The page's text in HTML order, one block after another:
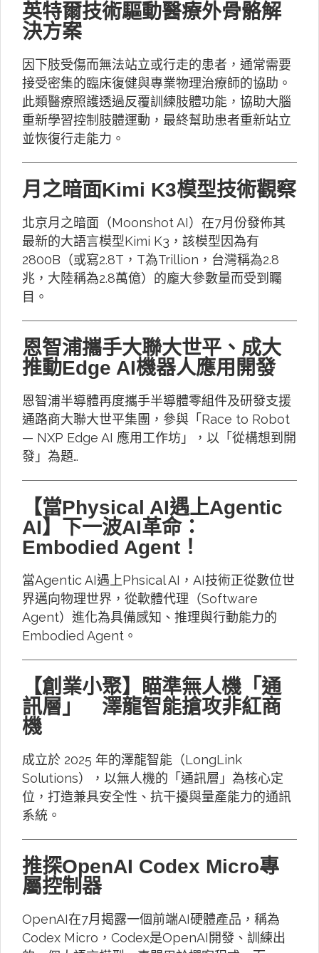
英特爾技術驅動醫療外骨骼解
決方案
因下肢受傷而無法站立或行走的患者，通常需要
接受密集的臨床復健與專業物理治療師的協助。
此類醫療照護透過反覆訓練肢體功能，協助大腦
重新學習控制肢體運動，最終幫助患者重新站立
並恢復行走能力。
月之暗面Kimi K3模型技術觀察
北京月之暗面（Moonshot AI）在7月份發佈其
最新的大語言模型Kimi K3，該模型因為有
2800B（或寫2.8T，T為Trillion，台灣稱為2.8
兆，大陸稱為2.8萬億）的龐大參數量而受到矚
目。
恩智浦攜手大聯大世平、成大
推動Edge AI機器人應用開發
恩智浦半導體再度攜手半導體零組件及研發支援
通路商大聯大世平集團，參與「Race to Robot
— NXP Edge AI 應用工作坊」，以「從構想到開
發」為題…
【當Physical AI遇上Agentic
AI】下一波AI革命：
Embodied Agent！
當Agentic AI遇上Phsical AI，AI技術正從數位世
界邁向物理世界，從軟體代理（Software
Agent）進化為具備感知、推理與行動能力的
Embodied Agent。
【創業小聚】瞄準無人機「通
訊層」 澤龍智能搶攻非紅商
機
成立於 2025 年的澤龍智能（LongLink
Solutions），以無人機的「通訊層」為核心定
位，打造兼具安全性、抗干擾與量產能力的通訊
系統。
推探OpenAI Codex Micro專
屬控制器
OpenAI在7月揭露一個前端AI硬體產品，稱為
Codex Micro，Codex是OpenAI開發、訓練出